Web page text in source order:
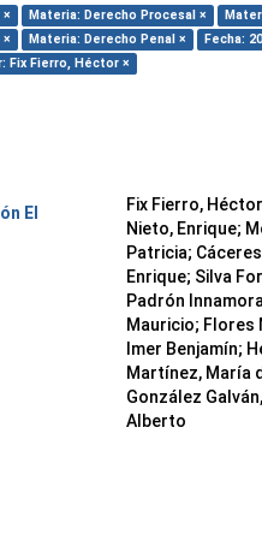
Materia: Derecho Procesal ×
Materia: Derecho Penal × Fecha:
Fix Fierro, Héctor ×
El
Fix Fierro, Héctor
Nieto, Enrique;
Patricia;
Enrique; Silva
Padrón
Mauricio; Flores
Imer Benjamín;
Martínez, María
González
Alberto